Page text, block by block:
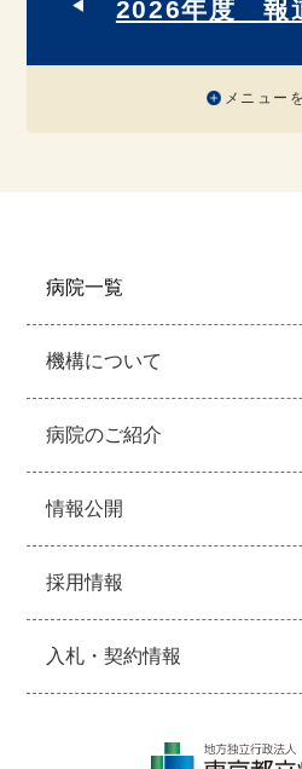
2026年度 報
メニュー
病院一覧
機構について
病院のご紹介
情報公開
採用情報
入札・契約情報